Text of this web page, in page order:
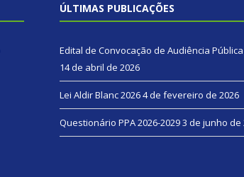
ÚLTIMAS PUBLICAÇÕES
Edital de Convocação de Audiência Pública
14 de abril de 2026
Lei Aldir Blanc 20264 de fevereiro de 2026
Questionário PPA 2026-20293 de junho de